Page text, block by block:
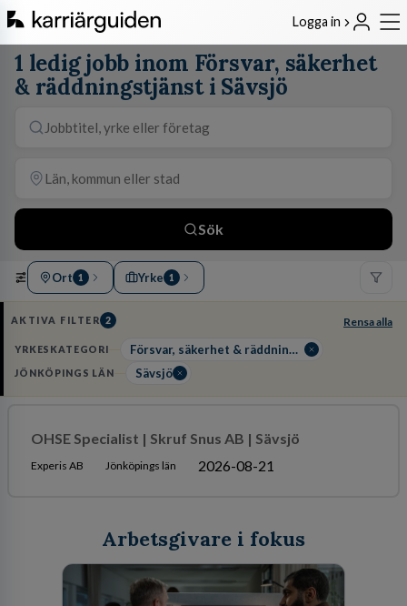
Logga in
1 ledig jobb inom Försvar, säkerhet
& räddningstjänst i Sävsjö
Sök
Ort 1 Yrke 1
AKTIVA FILTER 2 Rensa alla
YRKESKATEGORI Försvar, säkerhet & räddningstjänst
JÖNKÖPINGS LÄN Sävsjö
OHSE Specialist | Skruf Snus AB | Sävsjö
Experis AB Jönköpings län 2026-08-21
Arbetsgivare i fokus